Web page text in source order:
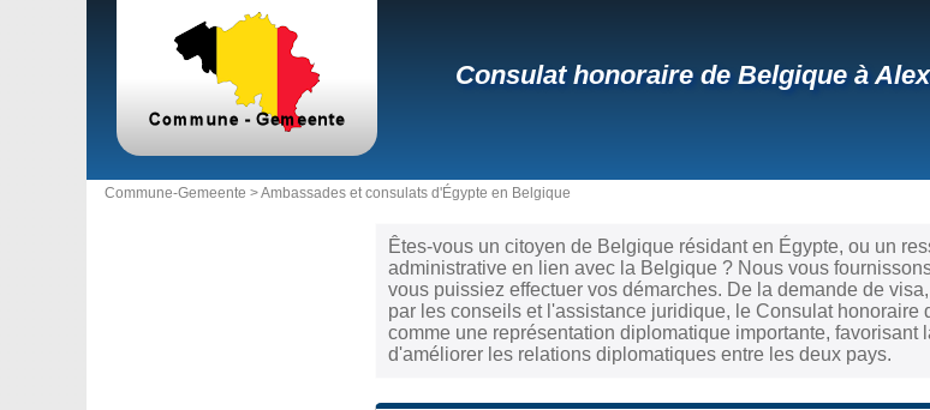
Consulat honoraire de Belgique à
Commune-Gemeente >Ambassades et consulats d'Égypte en Belgique
Êtes-vous un citoyen de Belgique résidant en Égypte, ou un
administrative en lien avec la Belgique ? Nous vous
vous puissiez effectuer vos démarches. De la demande de
par les conseils et l'assistance juridique, le Consulat
comme une représentation diplomatique importante,
d'améliorer les relations diplomatiques entre les deux pays.